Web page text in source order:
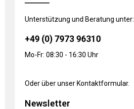
Unterstützung und Beratung unter:
+49 (0) 7973 96310
Mo-Fr: 08:30 - 16:30 Uhr
Oder über unser Kontaktformular.
Newsletter